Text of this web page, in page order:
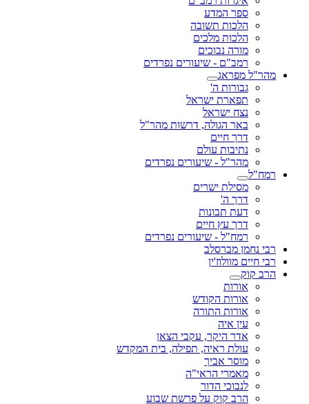
ספר המדע
הלכות תשובה
הלכות מלכים
מורה נבוכים
רמב"ם - שיעורים נפרדים
מהר"ל מפראג
גבורות ה'
תפארת ישראל
נצח ישראל
באר הגולה, דרשות מהר"ל
דרך חיים
נתיבות עולם
מהר"ל - שיעורים נפרדים
רמח"ל
מסילת ישרים
דרך ה'
דעת תבונות
דרך עץ חיים
רמח"ל - שיעורים נפרדים
רבי נחמן מברסלב
רבי חיים מוולוז'ין
הרב קוק
אורות
אורות הקודש
אורות התורה
עין איה
אדר היקר, עקבי הצאן
עולת ראיה, תפילה, בית המקדש
מוסר אביך
מאמרי הראי"ה
לנבוכי הדור
הרב קוק על פרשת שבוע